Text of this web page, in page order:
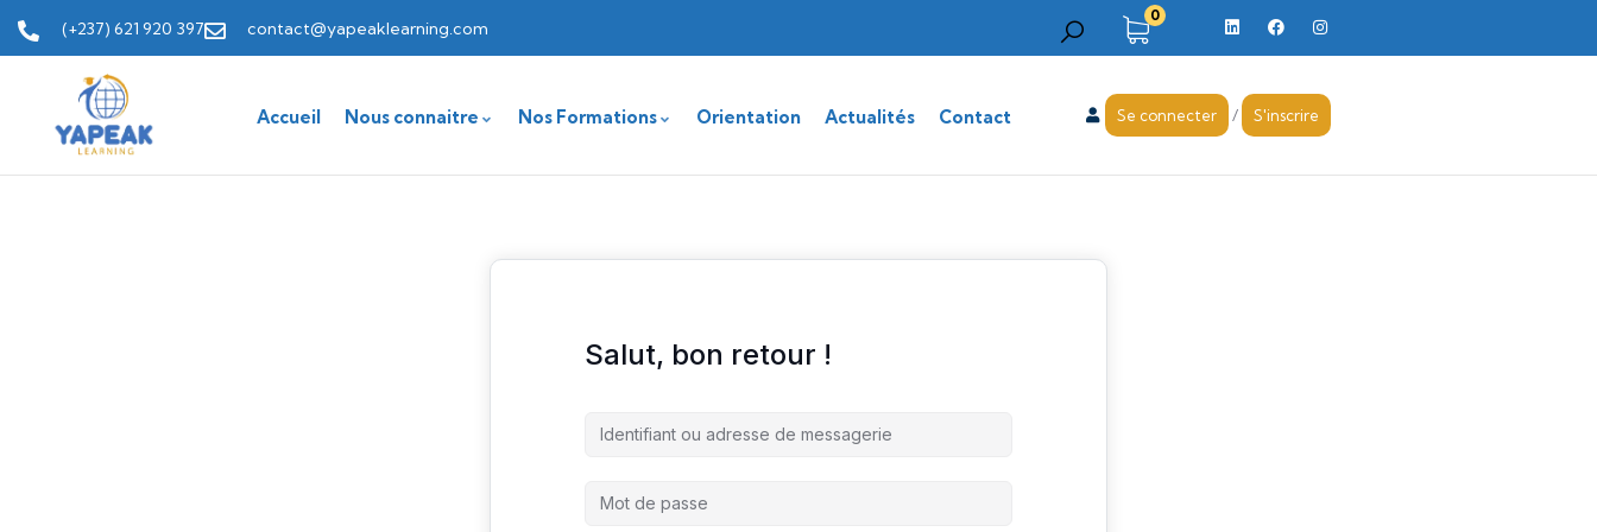
(+237) 621 920 397 contact@yapeaklearning.com
0
Accueil Nous connaitre Nos Formations Orientation Actualités Contact Se connecter / S'inscrire
Salut, bon retour !